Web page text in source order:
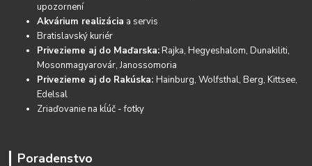
upozornení
Akvárium realizácia a servis
Bratislavský kuriér
Privezieme aj do Maďarska:Rajka, Hegyeshalom, Dunakiliti,
Mosonmagyarovár, Janossomoria
Privezieme aj do Rakúska:Hainburg, Wolfsthal, Berg, Kittsee,
Edelsal
Zriaďovanie na kĺúč - fotky
Poradenstvo